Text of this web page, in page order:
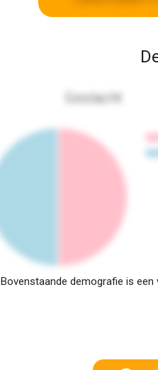
Geslacht
Bovenstaande demografie is